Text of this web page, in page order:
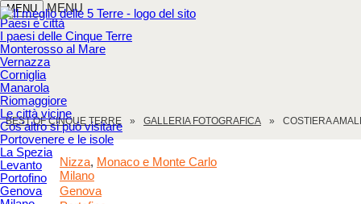
MENU
MENU
Paesi e città
I paesi delle Cinque Terre
Monterosso al Mare
Vernazza
Corniglia
Manarola
Riomaggiore
Le città vicine
Cos'altro si può visitare
Portovenere e le isole
La Spezia
Levanto
Portofino
Genova
BEST OF CINQUE TERRE GALLERIA FOTOGRAFICA COSTIERA
Genova
Milano
Nizza, Monaco e Monte Carlo